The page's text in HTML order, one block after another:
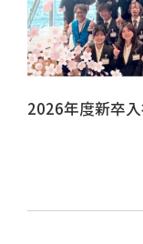
2026年度新卒